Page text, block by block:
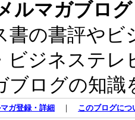
ルマガブログ
書の書評や
ビジネステ
ブログの知識
ガ登録・詳細 ｜ このブログにつ